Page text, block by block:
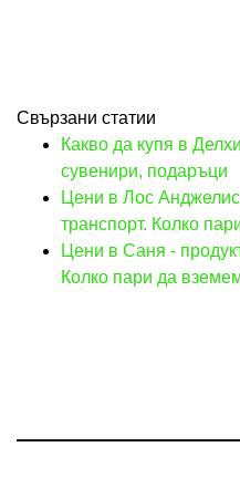
Свързани статии
Какво да купя в
сувенири, подаръци
Цени в Лос
транспорт. Колко
Цени в Саня -
Колко пари да